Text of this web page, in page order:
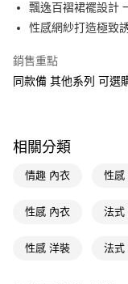
悠遊付
Google Pay
AFTEE先享後付
便利好安心！
２．便利：只要手機號
結帳頁面，進行簡訊認
運送方式
宅配(廠商直送🚚)
飄逸百褶裙襬設計
性感網紗打造極致
銷售重點
同款備 其他系列 可選
相關分類
情趣 內衣 性感
性感 內衣 法式
性感 洋裝 法式